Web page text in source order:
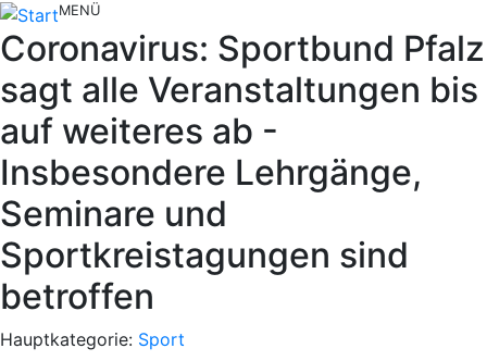
MENÜ
Coronavirus: Sportbund Pfalz
sagt alle Veranstaltungen bis
auf weiteres ab -
Insbesondere Lehrgänge,
Seminare und
Sportkreistagungen sind
betroffen
Hauptkategorie: Sport